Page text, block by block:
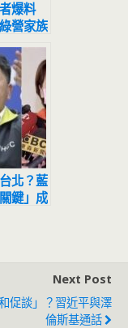
爆料
營家族
北？藍
鍵」成
Next Post
促談」？習近平與澤
倫斯基通話